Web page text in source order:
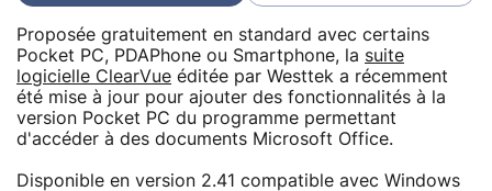
Proposée gratuitement en standard avec certains
Pocket PC, PDAPhone ou Smartphone, la suite
logicielle ClearVue éditée par Westtek a récemment
été mise à jour pour ajouter des fonctionnalités à la
version Pocket PC du programme permettant
d'accéder à des documents Microsoft Office.
Disponible en version 2.41 compatible avec Windows